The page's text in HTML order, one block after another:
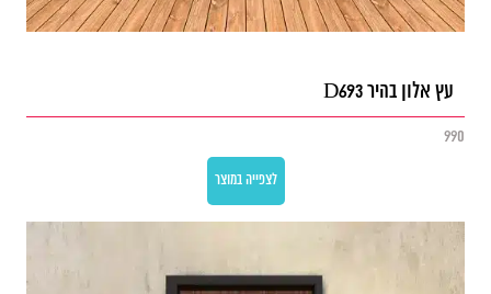
עץ אלון בהיר D693
990
לצפייה במוצר